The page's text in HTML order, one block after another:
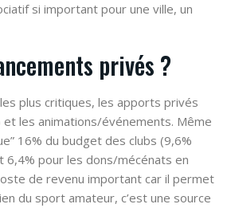
si important pour une ville, un
privés ?
plus critiques, les apports privés
les animations/événements. Même
16% du budget des clubs (9,6%
6,4% pour les dons/mécénats en
de revenu important car il permet
du sport amateur, c’est une source